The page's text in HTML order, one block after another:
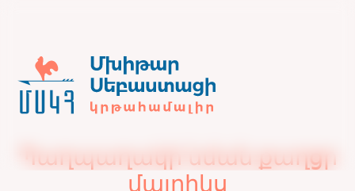
Պաղպաղակի նման քաղցր
մայրիկս